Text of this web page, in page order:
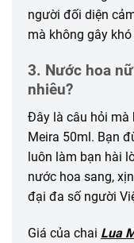
người đối diện
mà không gây khó
3. Nước hoa
nhiêu?
Đây là câu hỏi mà
Meira 50ml. Bạn
luôn làm bạn hài
nước hoa sang,
đại đa số người
Giá của chai Lua